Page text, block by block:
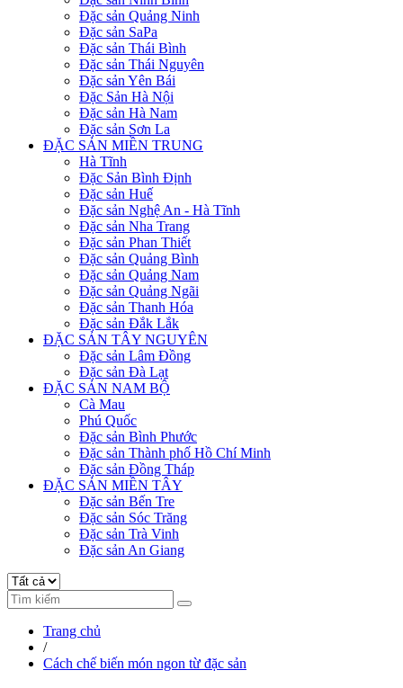
Đặc sản Quảng Ninh
Đặc sản SaPa
Đặc sản Thái Bình
Đặc sản Thái Nguyên
Đặc sản Yên Bái
Đặc Sản Hà Nội
Đặc sản Hà Nam
Đặc sản Sơn La
ĐẶC SẢN MIỀN TRUNG
Hà Tĩnh
Đặc Sản Bình Định
Đặc sản Huế
Đặc sản Nghệ An - Hà Tĩnh
Đặc sản Nha Trang
Đặc sản Phan Thiết
Đặc sản Quảng Bình
Đặc sản Quảng Nam
Đặc sản Quảng Ngãi
Đặc sản Thanh Hóa
Đặc sản Đắk Lắk
ĐẶC SẢN TÂY NGUYÊN
Đặc sản Lâm Đồng
Đặc sản Đà Lạt
ĐẶC SẢN NAM BỘ
Cà Mau
Phú Quốc
Đặc sản Bình Phước
Đặc sản Thành phố Hồ Chí Minh
Đặc sản Đồng Tháp
ĐẶC SẢN MIỀN TÂY
Đặc sản Bến Tre
Đặc sản Sóc Trăng
Đặc sản Trà Vinh
Đặc sản An Giang
Trang chủ
/
Cách chế biến món ngon từ đặc sản